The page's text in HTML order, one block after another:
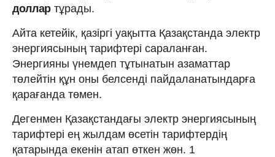
доллартұрады.
Айта кетейік, қазіргі уақытта Қазақстанда электр
энергиясының тарифтері сараланған.
Энергияны үнемдеп тұтынатын азаматтар
төлейтін құн оны белсенді пайдаланатындарға
қарағанда төмен.
Дегенмен Қазақстандағы электр энергиясының
тарифтері ең жылдам өсетін тарифтердің
қатарында екенін атап өткен жөн. 1